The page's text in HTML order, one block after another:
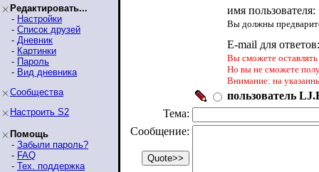
Редактировать...
- Настройки
- Список друзей
- Дневник
- Картинки
- Пароль
- Вид дневника
Сообщества
Настроить S2
Помощь
- Забыли пароль?
- FAQ
- Тех. поддержка
имя пользователя:
Вы должны
E-mail для
Вы сможете
Но вы не сможете
Внимание: на
пользователь
Тема:
Сообщение: